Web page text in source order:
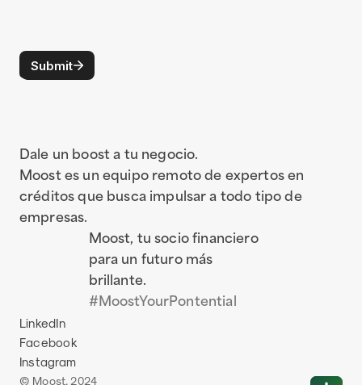
Dale un boost a tu negocio.
Moost es un equipo remoto de expertos en
créditos que busca impulsar a todo tipo de
empresas.
Moost, tu socio financiero
para un futuro más
#MoostYourPontential
LinkedIn
Instagram
Facebook
© Moost, 2024